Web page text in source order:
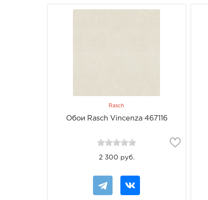
Rasch
Обои Rasch Vincenza 467116
2 300 руб.